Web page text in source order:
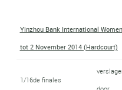
Yinzhou Bank International
tot 2 November 2014 (Hardcourt)
1/16de finales